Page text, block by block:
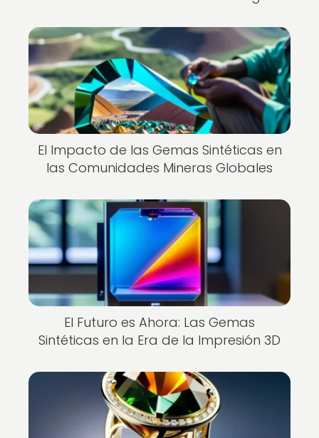
El Impacto de las Gemas Sintéticas en
las Comunidades Mineras Globales
El Futuro es Ahora: Las Gemas
Sintéticas en la Era de la Impresión 3D